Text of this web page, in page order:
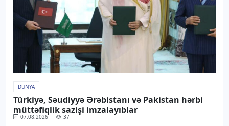
DÜNYA
Türkiyə, Səudiyyə Ərəbistanı və Pakistan hərbi
müttəfiqlik sazişi imzalayıblar
07.08.2026 37